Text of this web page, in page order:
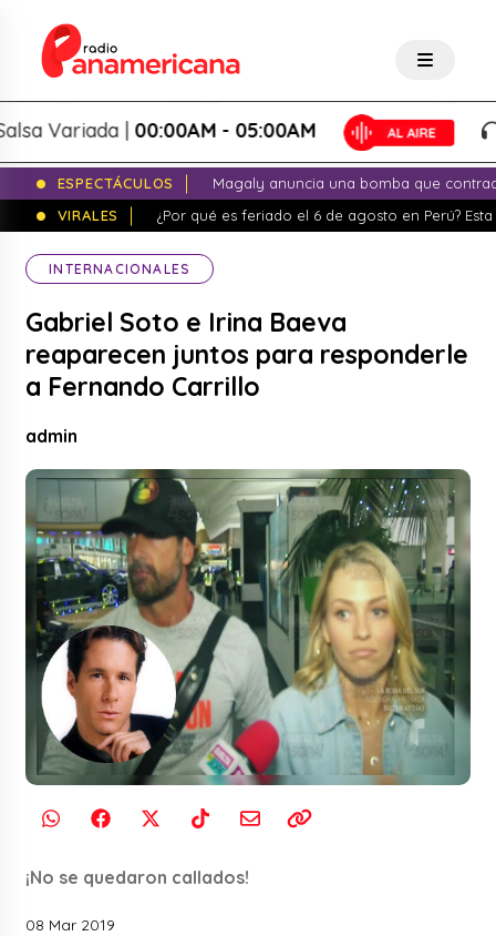
Variada |00:00AM - 05:00AM
ESPECTÁCULOS
Magaly anuncia una bomba que
VIRALES
¿Por qué es feriado el 6 de agosto en Perú?
INTERNACIONALES
Gabriel Soto e Irina Baeva
reaparecen juntos para responderle
a Fernando Carrillo
admin
¡No se quedaron callados!
08 Mar 2019